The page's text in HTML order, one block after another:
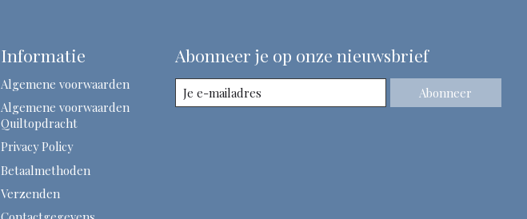
Informatie
Algemene voorwaarden
Algemene voorwaarden
Quiltopdracht
Privacy Policy
Betaalmethoden
Verzenden
Abonneer je op onze nieuwsbrief
Abonneer